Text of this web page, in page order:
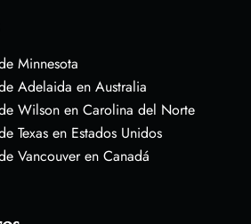
Minnesota
Adelaida en Australia
Wilson en Carolina del Norte
Texas en Estados Unidos
Vancouver en Canadá